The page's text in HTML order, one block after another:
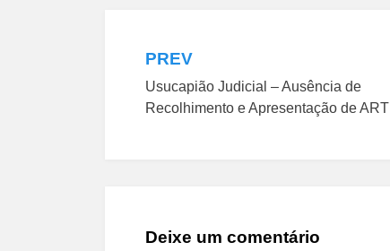
Navegação
de
PREV
Usucapião Judicial – Ausência de
Recolhimento e Apresentação de ART
Deixe um comentário